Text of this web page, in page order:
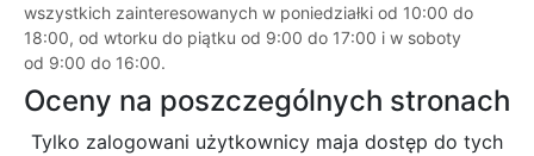
wszystkich zainteresowanych w poniedziałki od 10:00 do
18:00, od wtorku do piątku od 9:00 do 17:00 i w soboty
od 9:00 do 16:00.
Oceny na poszczególnych stronach
Tylko zalogowani użytkownicy maja dostęp do tych